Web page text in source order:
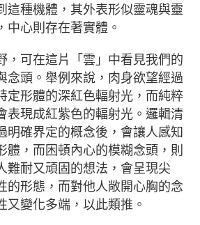
這種機體，其外表形似靈魂與靈
中心則存在著實體。
，可在這片「雲」中看見我們的
念頭。舉例來說，肉身欲望經過
定形體的深紅色輻射光，而純粹
表現成紅紫色的輻射光。邏輯清
明確界定的概念後，會讓人感知
體，而困頓內心的模糊念頭，則
難耐又頑固的想法，會呈現尖
的形態，而對他人敞開心胸的念
又變化多端，以此類推。